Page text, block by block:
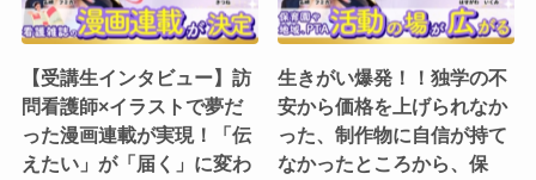
【受講生インタビュー】訪
問看護師×イラストで夢だ
った漫画連載が実現！「伝
えたい」が「届く」に変わ
生きがい爆発！！独学の不
安から価格を上げられなか
った、制作物に自信が持て
なかったところから、保